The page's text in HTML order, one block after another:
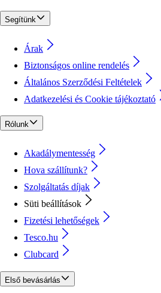
Segítünk
Árak
Biztonságos online rendelés
Általános Szerződési Feltételek
Adatkezelési és Cookie tájékoztató
Rólunk
Akadálymentesség
Hova szállítunk?
Szolgáltatás díjak
Süti beállítások
Fizetési lehetőségek
Tesco.hu
Clubcard
Első bevásárlás